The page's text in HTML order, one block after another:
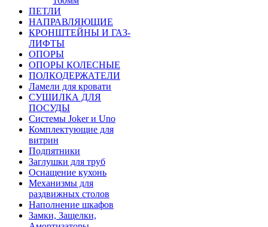
ПЕТЛИ
НАПРАВЛЯЮЩИЕ
КРОНШТЕЙНЫ И ГАЗ-
ЛИФТЫ
ОПОРЫ
ОПОРЫ КОЛЕСНЫЕ
ПОЛКОДЕРЖАТЕЛИ
Ламели для кровати
СУШИЛКА ДЛЯ
ПОСУДЫ
Системы Joker и Uno
Комплектующие для
витрин
Подпятники
Заглушки для труб
Оснащение кухонь
Механизмы для
раздвижных столов
Наполнение шкафов
Замки, Защелки,